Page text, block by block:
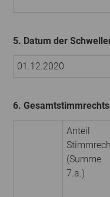
5. Datum der
01.12.2020
6.
Anteil
(Summe
7.a.)